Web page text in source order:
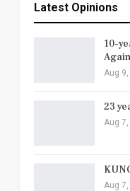
Latest Opinions
10-
Aug
23
Aug
Aug